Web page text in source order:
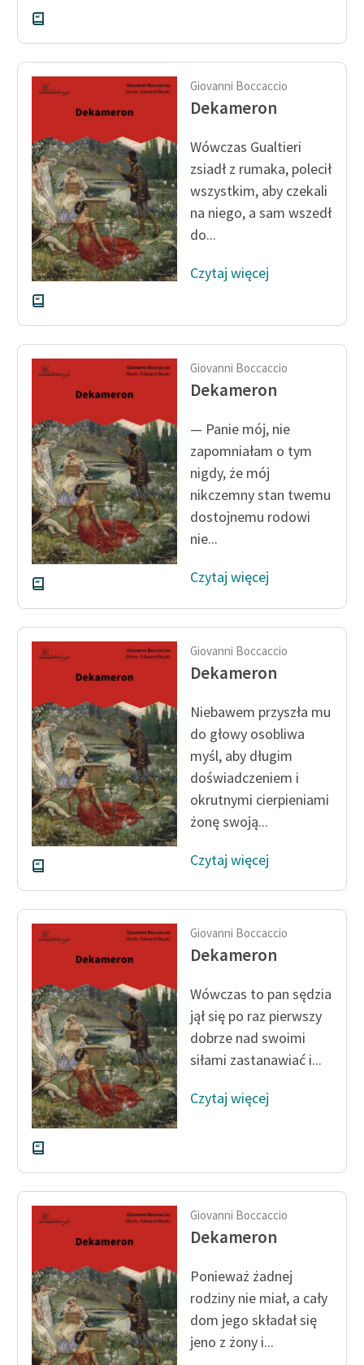
Giovanni Boccaccio
Dekameron
Wówczas Gualtieri
zsiadł z rumaka, polecił
wszystkim, aby czekali
na niego, a sam wszedł
do...
Czytaj więcej
Giovanni Boccaccio
Dekameron
— Panie mój, nie
zapomniałam o tym
nigdy, że mój
nikczemny stan twemu
dostojnemu rodowi
nie...
Czytaj więcej
Giovanni Boccaccio
Dekameron
Niebawem przyszła mu
do głowy osobliwa
myśl, aby długim
doświadczeniem i
okrutnymi cierpieniami
żonę swoją...
Czytaj więcej
Giovanni Boccaccio
Dekameron
Wówczas to pan sędzia
jął się po raz pierwszy
dobrze nad swoimi
siłami zastanawiać i...
Czytaj więcej
Giovanni Boccaccio
Dekameron
Ponieważ żadnej
rodziny nie miał, a cały
dom jego składał się
jeno z żony i...